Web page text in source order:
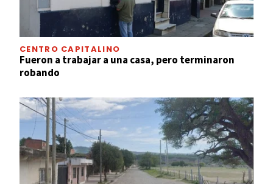
CENTRO CAPITALINO
Fueron a trabajar a una casa, pero terminaron
robando